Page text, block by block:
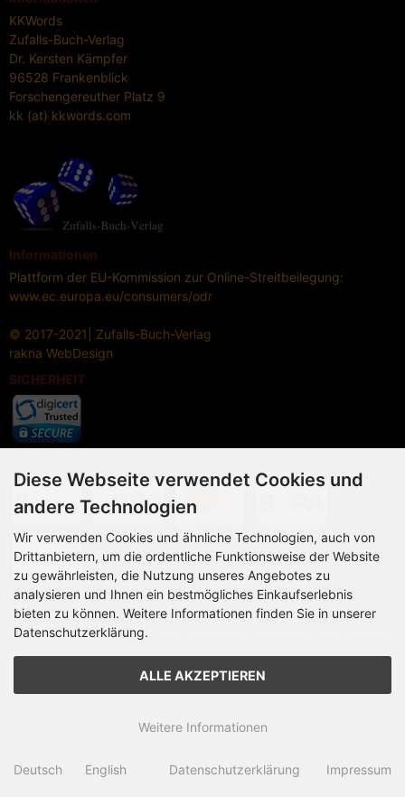
KKWords
Zufalls-Buch-Verlag
Dr. Kersten Kämpfer
96528 Frankenblick
Forschengereuther Platz 9
kk (at) kkwords.com
Informationen
Plattform der EU-Kommission zur Online-Streitbeilegung:
www.ec.europa.eu/consumers/odr
© 2017-2021| Zufalls-Buch-Verlag
rakna WebDesign
SICHERHEIT
Vorkasse,
Paypal Plus (Kreditkarte und Lastschrift Zahlungen, über PayPal
Plus, auch ohne PayPal-Konto möglich!)
ShopTemplate-Design @rakna
Diese Webseite verwendet Cookies und
andere Technologien
Wir verwenden Cookies und ähnliche Technologien, auch von
Drittanbietern, um die ordentliche Funktionsweise der Website
zu gewährleisten, die Nutzung unseres Angebotes zu
analysieren und Ihnen ein bestmögliches Einkaufserlebnis
bieten zu können. Weitere Informationen finden Sie in unserer
Datenschutzerklärung.
ALLE AKZEPTIEREN
Weitere Informationen
Deutsch English Datenschutzerklärung Impressum